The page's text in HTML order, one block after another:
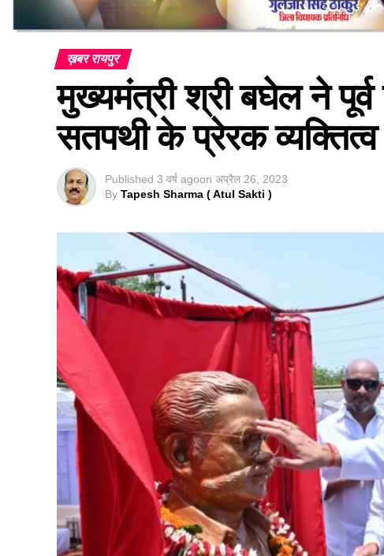
ख़बर रायपुर
मुख्यमंत्री श्री बघेल ने
सतपथी के प्रेरक व्यक्तित्व
Published 3 वर्ष agoon अप्रैल 26, 2023
By Tapesh Sharma ( Atul Sakti )